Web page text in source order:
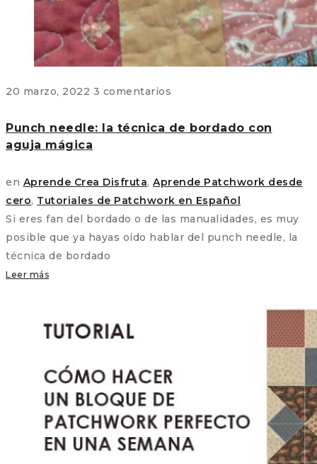
20 marzo, 2022 3 comentarios
Punch needle: la técnica de bordado con
aguja mágica
en Aprende Crea Disfruta, Aprende Patchwork desde
cero, Tutoriales de Patchwork en Español
Si eres fan del bordado o de las manualidades, es muy
posible que ya hayas oído hablar del punch needle, la
técnica de bordado
Leer más